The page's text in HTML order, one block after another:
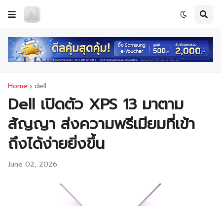
Home dell
Dell เปิดตัว XPS 13 มาตาม
สัญญา ส่งความพรีเมียมที่เข้า
ถึงได้ง่ายยิ่งขึ้น
June 02, 2026